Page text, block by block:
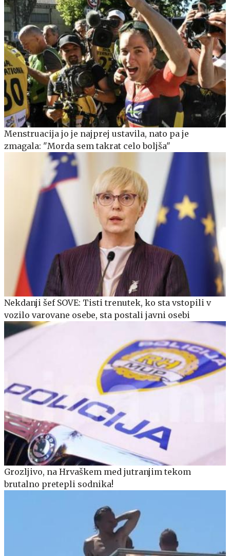
Menstruacija jo je najprej ustavila, nato pa je
zmagala: "Morda sem takrat celo boljša"
Nekdanji šef SOVE: Tisti trenutek, ko sta vstopili v
vozilo varovane osebe, sta postali javni osebi
Grozljivo, na Hrvaškem med jutranjim tekom
brutalno pretepli sodnika!